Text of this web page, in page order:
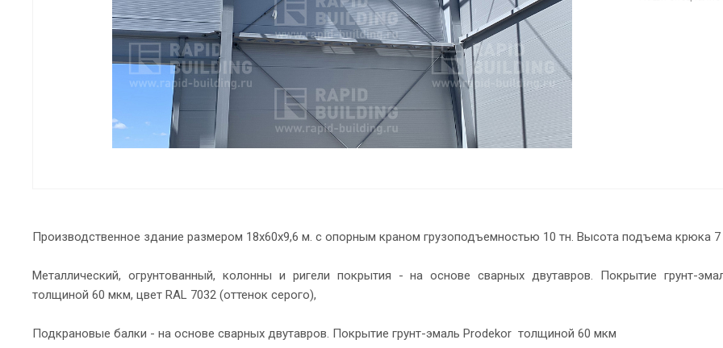
Производственное здание размером 18х60х9,6 м. с опорным краном грузоподъемностью 10 тн. Высота подъема крюка 7
Металлический, огрунтованный, колонны и ригели покрытия - на основе сварных двутавров. Покрытие грунт-
толщиной 60 мкм, цвет RAL 7032 (оттенок серого),
Подкрановые балки - на основе сварных двутавров. Покрытие грунт-эмаль Prodekor толщиной 60 мкм